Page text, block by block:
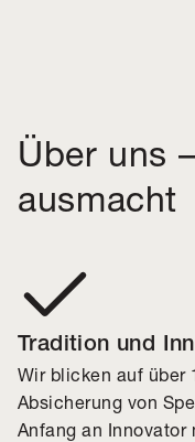
Über uns
ausmacht
Tradition und
Wir blicken auf über
Absicherung von
Anfang an